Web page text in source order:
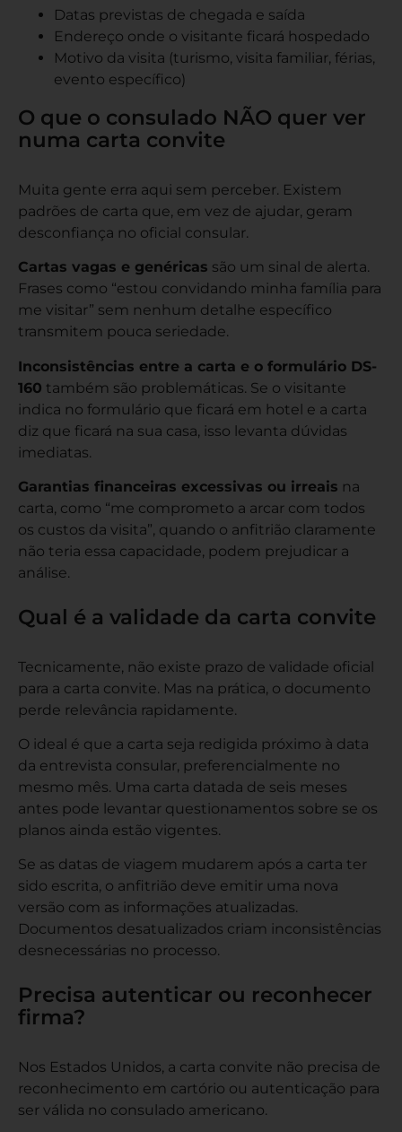
Datas previstas de chegada e saída
Endereço onde o visitante ficará hospedado
Motivo da visita (turismo, visita familiar, férias,
evento específico)
O que o consulado NÃO quer ver
numa carta convite
Muita gente erra aqui sem perceber. Existem
padrões de carta que, em vez de ajudar, geram
desconfiança no oficial consular.
Cartas vagas e genéricas são um sinal de alerta.
Frases como “estou convidando minha família para
me visitar” sem nenhum detalhe específico
transmitem pouca seriedade.
Inconsistências entre a carta e o formulário DS-
160 também são problemáticas. Se o visitante
indica no formulário que ficará em hotel e a carta
diz que ficará na sua casa, isso levanta dúvidas
imediatas.
Garantias financeiras excessivas ou irreais na
carta, como “me comprometo a arcar com todos
os custos da visita”, quando o anfitrião claramente
não teria essa capacidade, podem prejudicar a
análise.
Qual é a validade da carta convite
Tecnicamente, não existe prazo de validade oficial
para a carta convite. Mas na prática, o documento
perde relevância rapidamente.
O ideal é que a carta seja redigida próximo à data
da entrevista consular, preferencialmente no
mesmo mês. Uma carta datada de seis meses
antes pode levantar questionamentos sobre se os
planos ainda estão vigentes.
Se as datas de viagem mudarem após a carta ter
sido escrita, o anfitrião deve emitir uma nova
versão com as informações atualizadas.
Documentos desatualizados criam inconsistências
desnecessárias no processo.
Precisa autenticar ou reconhecer
firma?
Nos Estados Unidos, a carta convite não precisa de
reconhecimento em cartório ou autenticação para
ser válida no consulado americano.